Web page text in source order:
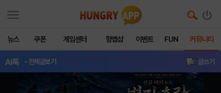
뉴스 쿠폰 게임센터 헝앱샵 이벤트 FUN 커뮤니티
AI톡 - 전체글보기 글쓰기